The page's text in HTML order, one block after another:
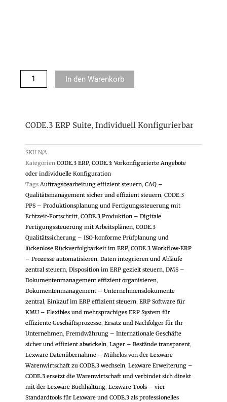
In den Warenkorb
CODE.3 ERP Suite, Individuell Konfigurierbar
SKU N/A
Kategorien CODE.3 ERP, CODE.3: Vorkonfigurierte Angebote
oder individuelle Konfiguration
Tags Auftragsbearbeitung effizient steuern, CAQ –
Qualitätsmanagement sicher und effizient steuern, CODE.3
PPS – Produktionsplanung und Fertigungssteuerung mit
Echtzeit‑Fortschritt, CODE.3 Produktion – Digitale
Fertigungssteuerung mit Arbeitsplänen, CODE.3
Qualitätssicherung – ISO‑konforme Prüfplanung und
lückenlose Rückverfolgbarkeit im ERP, CODE.3 Workflow‑ERP
– Prozesse automatisieren, Daten integrieren und Abläufe
zentral steuern, Disposition im ERP gezielt steuern, DMS –
Dokumentenmanagement effizient organisieren,
Dokumentenmanagement – Unternehmensdokumente
zentral, Einkauf im ERP effizient steuern, ERP Software für
KMU – Flexibles und mehrsprachiges ERP System für
effiziente Geschäftsprozesse, Ersatz und Nachfolger für Ihr
Unternehmen, Fremdwährung – Internationale Geschäfte
sicher und effizient abwickeln, Lager – Bestände transparent,
Lexware Datenübernahme – Mühelos von der Lexware
Warenwirtschaft zu CODE.3 wechseln, Lexware Erweiterung –
CODE.3 ersetzt die Warenwirtschaft und verbindet sich direkt
mit der Lexware Buchhaltung, Lexware Tools – vier
Standardtools für Lexware und CODE.3 als professionelles